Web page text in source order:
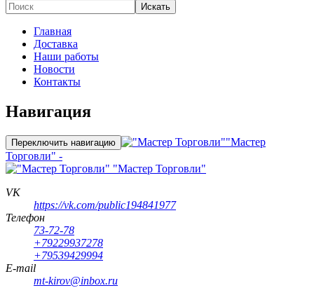
Искать
Главная
Доставка
Наши работы
Новости
Контакты
Навигация
Переключить навигацию
"Мастер
Торговли" -
"Мастер Торговли"
VK
https://vk.com/public194841977
Телефон
73-72-78
+79229937278
+79539429994
E-mail
mt-kirov@inbox.ru